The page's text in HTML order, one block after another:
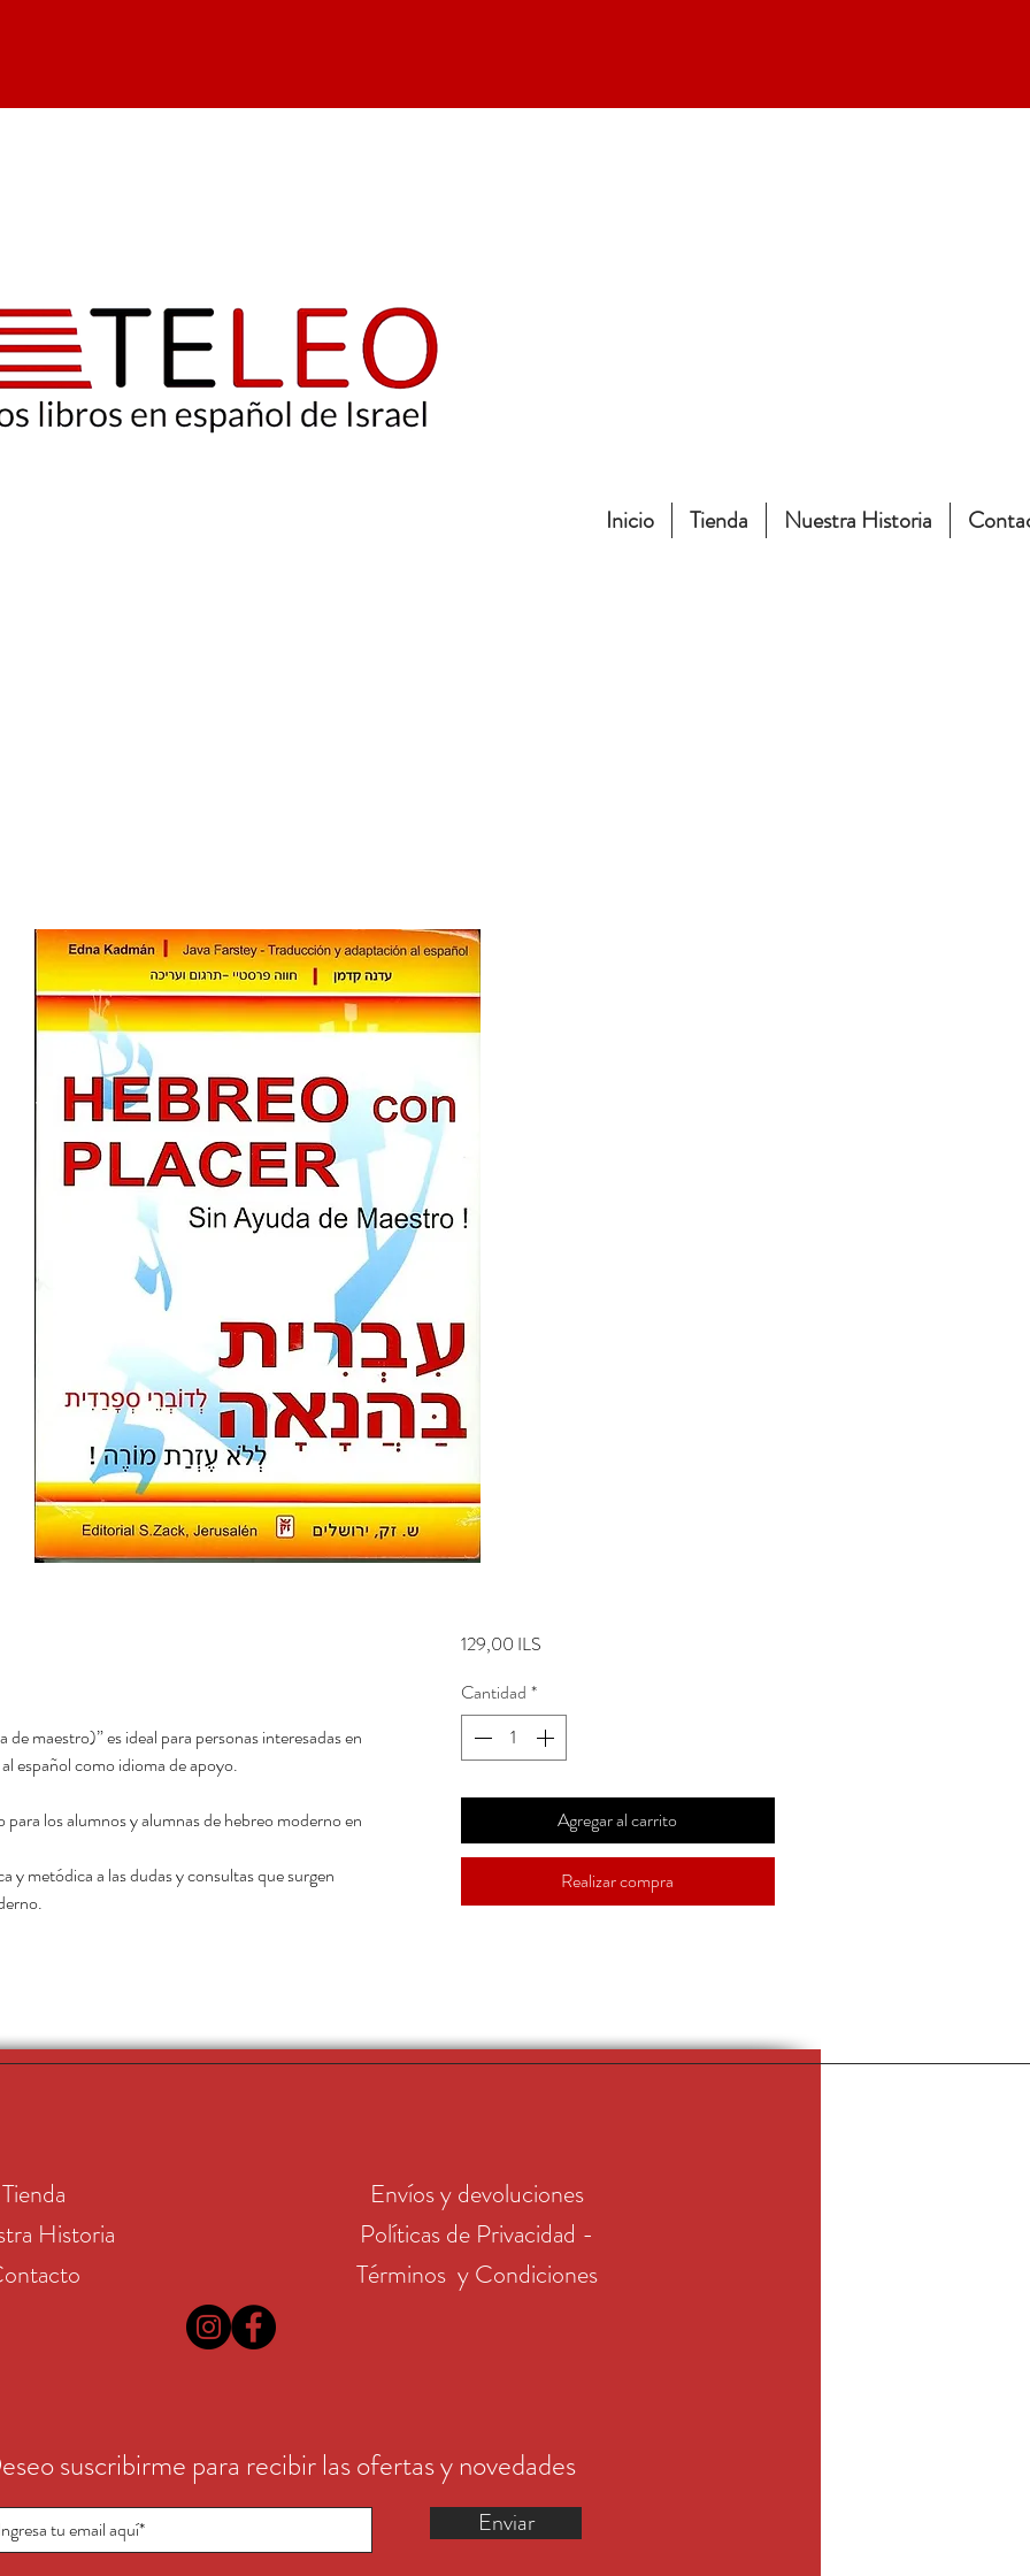
Inicio Tienda Nuestra Historia
maestro)” es ideal para personas interesadas en
español como idioma de apoyo.
los alumnos y alumnas de hebreo moderno en
y metódica a las dudas y consultas que surgen
129,00 ILSPrecio
Cantidad *
Agregar al carrito
Realizar compra
Tienda
Historia
Envíos y devoluciones
Políticas de Privacidad -
Términos y Condiciones
suscribirme para recibir las ofertas y novedades
Enviar